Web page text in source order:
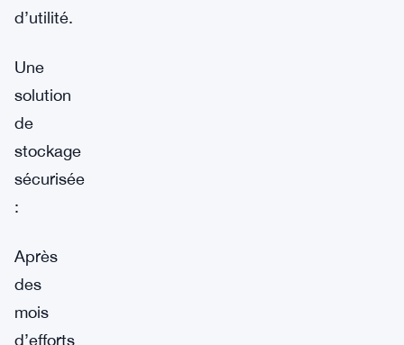
d’utilité.
Une
solution
de
stockage
sécurisée
:
Après
des
mois
d’efforts